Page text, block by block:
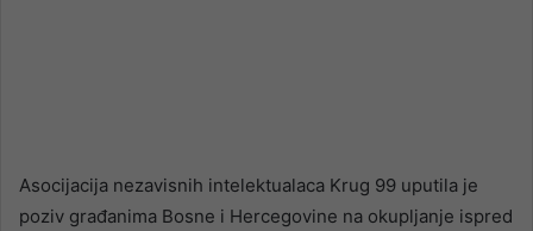
Asocijacija nezavisnih intelektualaca Krug 99 uputila je
poziv građanima Bosne i Hercegovine na okupljanje ispred